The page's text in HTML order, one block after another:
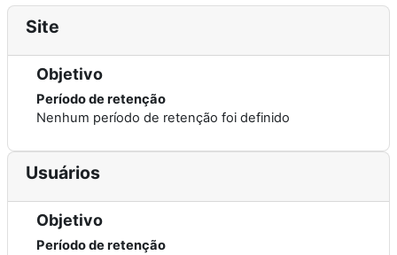
Site
Objetivo
Período de retenção
Nenhum período de retenção foi definido
Usuários
Objetivo
Período de retenção